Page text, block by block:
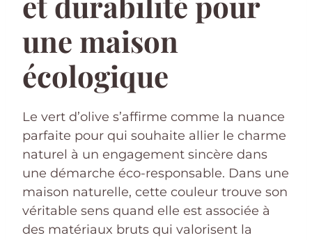
une maison
écologique
Le vert d’olive s’affirme comme la nuance
parfaite pour qui souhaite allier le charme
naturel à un engagement sincère dans
une démarche éco-responsable. Dans une
maison naturelle, cette couleur trouve son
véritable sens quand elle est associée à
des matériaux bruts qui valorisent la